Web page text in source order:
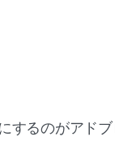
するのがアドブ